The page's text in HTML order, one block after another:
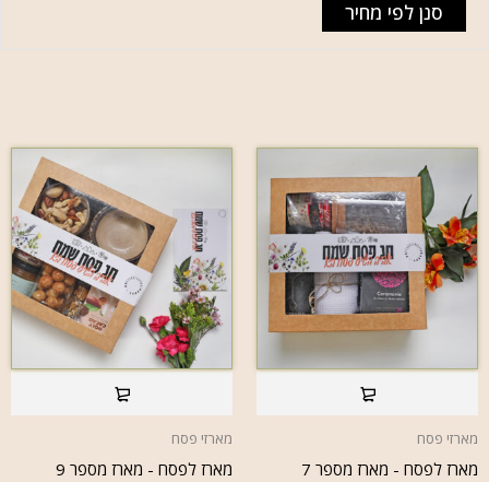
סנן לפי מחיר
מארזי פסח
מארז לפסח - מארז מספר 7
מארזי פסח
מארז לפסח - מארז מספר 9